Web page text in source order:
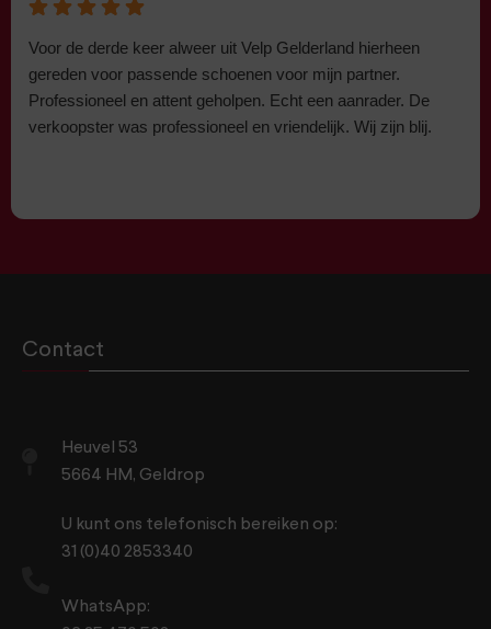
Voor de derde keer alweer uit Velp Gelderland hierheen
gereden voor passende schoenen voor mijn partner.
Professioneel en attent geholpen. Echt een aanrader. De
verkoopster was professioneel en vriendelijk. Wij zijn blij.
Contact
Heuvel 53
5664 HM, Geldrop
U kunt ons telefonisch bereiken op:
31 (0)40 2853340
WhatsApp: